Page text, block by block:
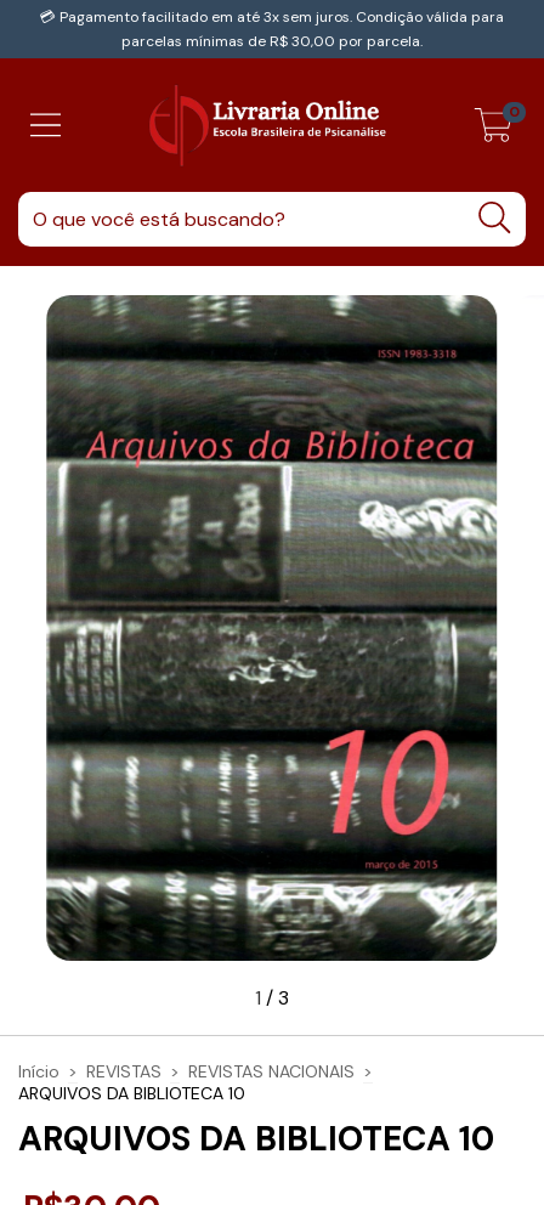
💳 Pagamento facilitado em até 3x sem juros. Condição válida para
parcelas mínimas de R$ 30,00 por parcela.
0
1 /3
Início > REVISTAS > REVISTAS NACIONAIS >
ARQUIVOS DA BIBLIOTECA 10
ARQUIVOS DA BIBLIOTECA 10